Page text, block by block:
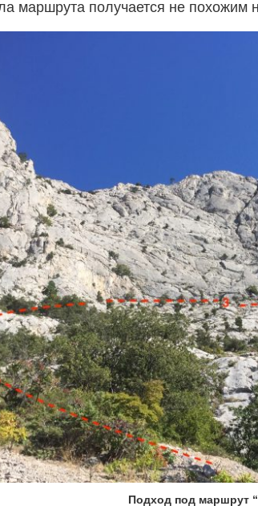
маршрута получается не похожим
Подход под маршрут